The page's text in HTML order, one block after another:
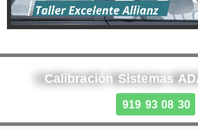
Calibración Sistemas
919 93 08 30